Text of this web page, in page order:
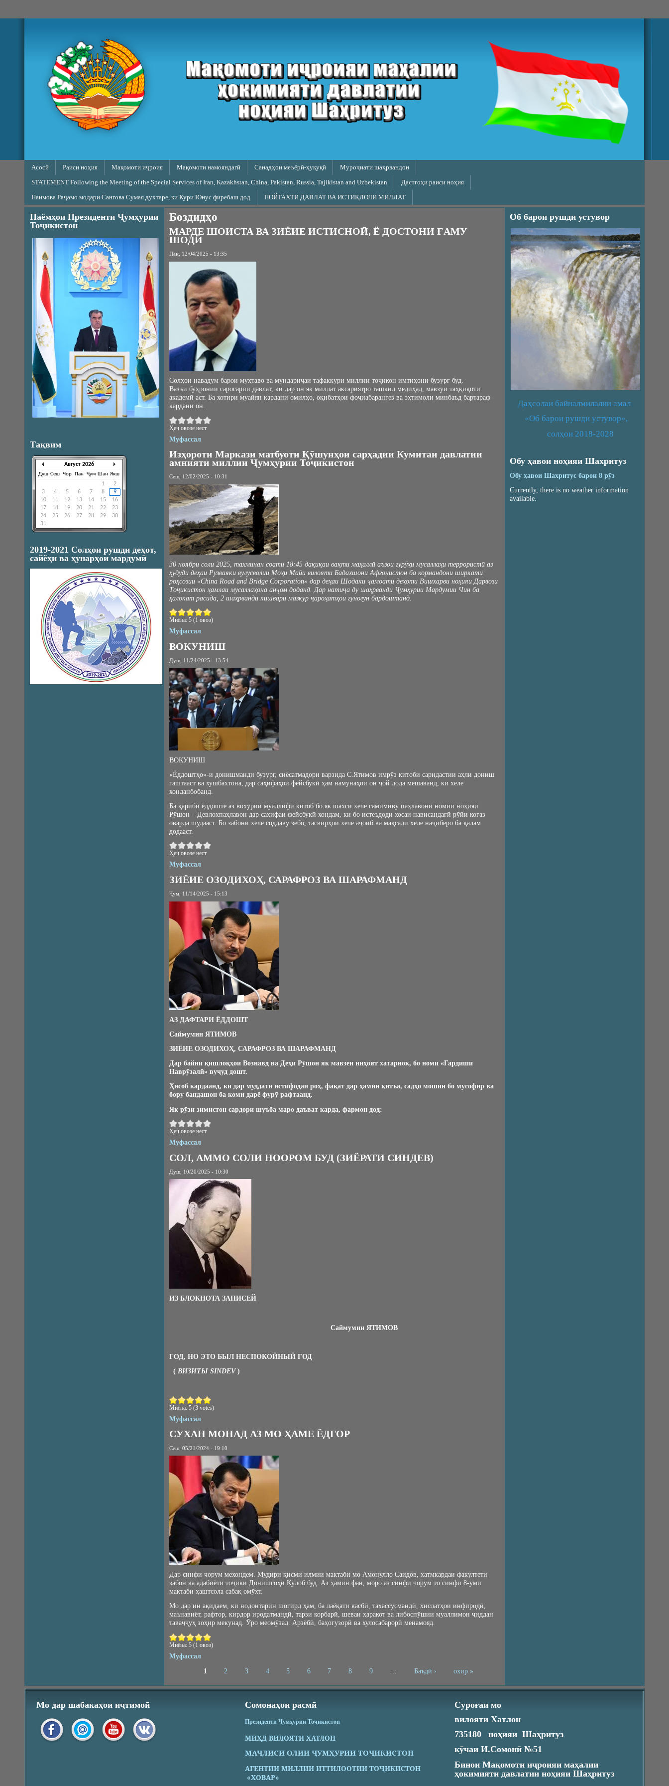
Main menu
Асосӣ Раиси ноҳия Мақомоти иҷроия Мақомоти намояндагӣ Санадҳои меъёрӣ-ҳуқуқӣ
Муроҷиати шаҳрвандон
STATEMENT Following the Meeting of the Special Services of Iran, Kazakhstan, China, Pakistan, Russia, Tajikistan and Uzbekistan
Дастгоҳи раиси ноҳия
Наимова Раҷамо модари Сангова Сумая духтаре, ки Кури Юнус фиребаш дод
ПОЙТАХТИ ДАВЛАТ ВА ИСТИҚЛОЛИ МИЛЛАТ
Паёмҳои Президенти Ҷумҳурии
Тоҷикистон
Тақвим
Душ Сеш Чор Пан Ҷум Шан Якш
1
2
3
4 5 6 7 8
9
10
11 12 13 14 15
16
17
18 19 20 21 22
23
24
25 26 27 28 29
30
31
Август 2026
2019-2021 Солҳои рушди деҳот,
сайёҳи ва ҳунарҳои мардумӣ
Боздидҳо
МАРДЕ ШОИСТА ВА ЗИЁИЕ ИСТИСНОӢ, Ё ДОСТОНИ ҒАМУ
ШОДӢ
Пан, 12/04/2025 - 13:35
Солҳои навадум барои муҳтаво ва мундариҷаи тафаккури миллии тоҷикон имтиҳони бузург буд.
Вазъи буҳронии саросарии давлат, ки дар он як миллат аксариятро ташкил медиҳад, мавзуи таҳқиқоти
академӣ аст. Ба хотири муайян кардани омилҳо, оқибатҳои фоҷиабарангез ва эҳтимоли минбаъд бартараф
кардани он.
Ҳеҷ овозе нест
Муфассал
Изҳороти Маркази матбуоти Қӯшунҳои сарҳадии Кумитаи давлатии
амнияти миллии Ҷумҳурии Тоҷикистон
Сеш, 12/02/2025 - 10:31
30 ноябри соли 2025, тахминан соати 18:45 дақиқаи вақти маҳаллӣ аъзои гурӯҳи мусаллаҳи террористӣ аз
ҳудуди деҳаи Рузваяки вулусволии Моҳи Майи вилояти Бадахшони Афғонистон ба кормандони ширкати
роҳсозии «China Road and Bridge Corporation» дар деҳаи Шодаки ҷамоати деҳоти Вишхарви ноҳияи Дарвози
Тоҷикистон ҳамлаи мусаллаҳона анҷом доданд. Дар натиҷа ду шаҳрванди Ҷумҳурии Мардумии Чин ба
ҳалокат расида, 2 шаҳрванди кишвари мазкур ҷароҳатҳои гуногун бардоштанд.
Миёна: 5 (1 овоз)
Муфассал
ВОКУНИШ
Душ, 11/24/2025 - 13:54
ВОКУНИШ
«Ёддоштҳо»-и донишманди бузург, сиёсатмадори варзида С.Ятимов имрӯз китоби саридастии аҳли дониш
гаштааст ва хушбахтона, дар саҳифаҳои фейсбукӣ ҳам намунаҳои он ҷой дода мешаванд, ки хеле
хонданбобанд.
Ба қариби ёддоште аз вохӯрии муаллифи китоб бо як шахси хеле самимиву паҳлавони номии ноҳияи
Рӯшон – Девлохпаҳлавон дар саҳифаи фейсбукӣ хондам, ки бо истеъдоди хосаи нависандагӣ рӯйи коғаз
оварда шудааст. Бо забони хеле соддаву зебо, тасвирҳои хеле аҷоиб ва мақсади хеле наҷиберо ба қалам
додааст.
Ҳеҷ овозе нест
Муфассал
ЗИЁИЕ ОЗОДИХОҲ, САРАФРОЗ ВА ШАРАФМАНД
Ҷум, 11/14/2025 - 15:13
АЗ ДАФТАРИ ЁДДОШТ
Саймумин ЯТИМОВ
ЗИЁИЕ ОЗОДИХОҲ, САРАФРОЗ ВА ШАРАФМАНД
Дар байни қишлоқҳои Вознавд ва Деҳи Рӯшон як мавзеи ниҳоят хатарнок, бо номи «Гардиши
Наврӯзалӣ» вуҷуд дошт.
Ҳисоб кардаанд, ки дар муддати истифодаи роҳ, фақат дар ҳамин қитъа, садҳо мошин бо мусофир ва
бору бандашон ба коми дарё фурӯ рафтаанд.
Як рӯзи зимистон сардори шуъба маро даъват карда, фармон дод:
Ҳеҷ овозе нест
Муфассал
СОЛ, АММО СОЛИ НООРОМ БУД (ЗИЁРАТИ СИНДЕВ)
Душ, 10/20/2025 - 10:30
ИЗ БЛОКНОТА ЗАПИСЕЙ
Саймумин ЯТИМОВ
ГОД, НО ЭТО БЫЛ НЕСПОКОЙНЫЙ ГОД
( ВИЗИТЫ SINDEV)
Миёна: 5 (3votes)
Муфассал
СУХАН МОНАД АЗ МО ҲАМЕ ЁДГОР
Сеш, 05/21/2024 - 19:10
Дар синфи чорум мехондем. Мудири қисми илмии мактаби мо Амонулло Саидов, хатмкардаи факултети
забон ва адабиёти тоҷики Донишгоҳи Кӯлоб буд. Аз ҳамин фан, моро аз синфи чорум то синфи 8-уми
мактаби ҳаштсола сабақ омӯхт.
Мо дар ин ақидаем, ки нодонтарин шогирд ҳам, ба лаёқати касбӣ, тахассусмандӣ, хислатҳои инфиродӣ,
маънавиёт, рафтор, кирдор иродатмандӣ, тарзи корбарӣ, шеваи ҳаракот ва либоспӯшии муаллимон ҷиддан
таваҷҷуҳ зоҳир мекунад. Ӯро меомӯзад. Арзёбӣ, баҳогузорӣ ва хулосабарорӣ менамояд.
Миёна: 5 (1 овоз)
Муфассал
1 2 3 4 5 6 7 8 9 … Баъдӣ › охир »
Об барои рушди устувор
Даҳсолаи байналмилалии амал
«Об барои рушди устувор»,
солҳои 2018-2028
Обу ҳавои ноҳияи Шахритуз
Обу ҳавои Шахритус барои 8 рӯз
Currently, there is no weather information
available.
Мо дар шабакаҳои иҷтимоӣ Сомонаҳои расмӣ
Президенти Ҷумҳурии Тоҷикистон
МИҲД ВИЛОЯТИ ХАТЛОН
МАҶЛИСИ ОЛИИ ҶУМҲУРИИ ТОҶИКИСТОН
АГЕНТИИ МИЛЛИИ ИТТИЛООТИИ ТОҶИКИСТОН
«ХОВАР»
Суроғаи мо
вилояти Хатлон
735180
ноҳияи Шаҳритуз
кӯчаи И.Сомонӣ №51
Бинои Мақомоти иҷроияи маҳалии
ҳокимияти давлатии ноҳияи Шаҳритуз